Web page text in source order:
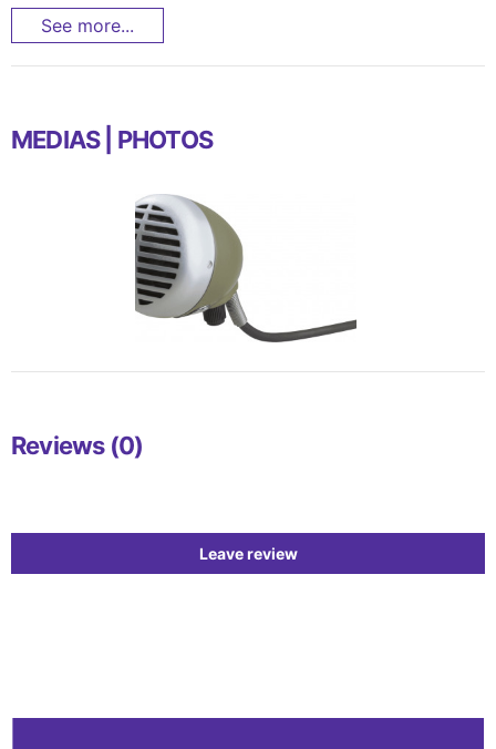
See more...
MEDIAS | PHOTOS
Reviews (0)
Leave review